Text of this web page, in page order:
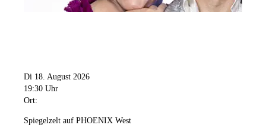
Di 18. August 2026
19:30 Uhr
Ort:
Spiegelzelt auf PHOENIX West